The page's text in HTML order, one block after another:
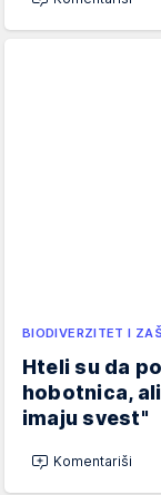
BIODIVERZITET I
Hteli su da
hobotnica,
imaju svest"
Komentariši